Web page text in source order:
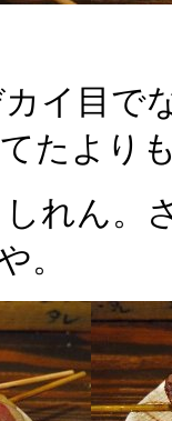
イ目で
たより
れん。
。